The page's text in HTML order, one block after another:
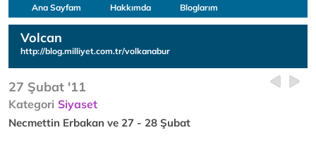
Ana Sayfam Hakkımda Bloglarım
Volcan
http://blog.milliyet.com.tr/volkanabur
27 Şubat '11
Kategori Siyaset
Necmettin Erbakan ve 27 - 28 Şubat